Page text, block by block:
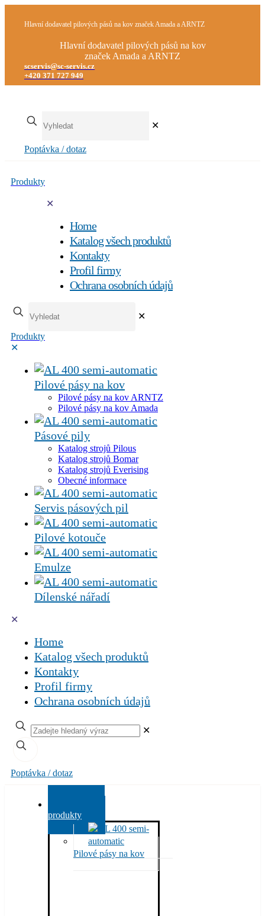
Hlavní dodavatel pilových pásů na kov značek Amada a ARNTZ
Hlavní dodavatel pilových pásů na kov
značek Amada a ARNTZ
scservis@sc-servis.cz
+420 371 727 949
✕
Poptávka / dotaz
Produkty
✕
Home
Katalog všech produktů
Kontakty
Profil firmy
Ochrana osobních údajů
✕
Produkty
✕
Pilové pásy na kov
Pilové pásy na kov ARNTZ
Pilové pásy na kov Amada
Pásové pily
Katalog strojů Pilous
Katalog strojů Bomar
Katalog strojů Everising
Obecné informace
Servis pásových pil
Pilové kotouče
Emulze
Dílenské nářadí
✕
Home
Katalog všech produktů
Kontakty
Profil firmy
Ochrana osobních údajů
✕
Poptávka / dotaz
produkty
Pilové pásy na kov